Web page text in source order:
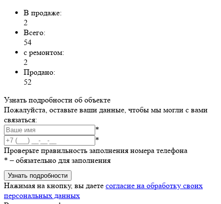
В продаже:
2
Всего:
54
с ремонтом:
2
Продано:
52
Узнать подробности об объекте
Пожалуйста, оставьте ваши данные, чтобы мы могли с вами
связаться:
*
*
Проверьте правильность заполнения номера телефона
* – обязательно для заполнения
Узнать подробности
Нажимая на кнопку, вы даете согласие на обработку своих
персональных данных